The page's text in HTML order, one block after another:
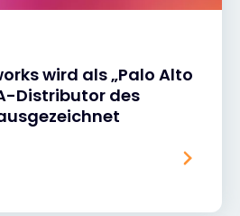
wird als „Palo Alto
Distributor des